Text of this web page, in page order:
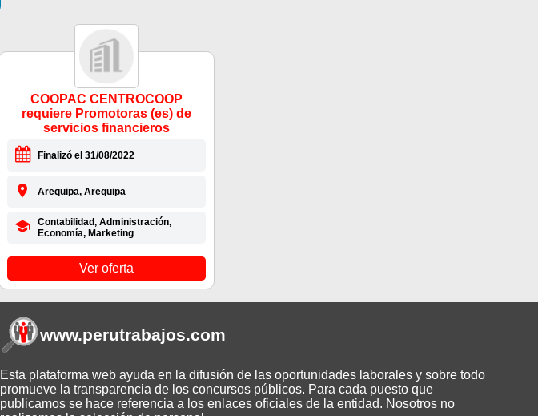
COOPAC CENTROCOOP
requiere Promotoras (es) de
servicios financieros
Finalizó el 31/08/2022
Arequipa, Arequipa
Contabilidad, Administración,
Economía, Marketing
Ver oferta
www.perutrabajos.com
Esta plataforma web ayuda en la difusión de las oportunidades laborales y sobre todo
promueve la transparencia de los concursos públicos. Para cada puesto que
publicamos se hace referencia a los enlaces oficiales de la entidad. Nosotros no